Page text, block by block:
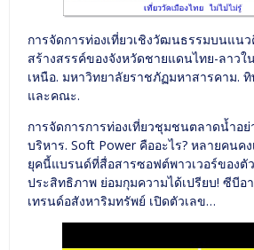
การจัดการท่องเที่ยวเชิงวัฒนธรรมบนแนว
สร้างสรรค์ของจังหวัดชายแดนไทย-ลาวใ
เหนือ. มหาวิทยาลัยราชภัฏมหาสารคาม.
และคณะ.
การจัดการการท่องเที่ยวชุมชนตลาดน้ำอย่
บริหาร. Soft Power คืออะไร? หลายคนค
ยุคนี้แบรนด์ที่สื่อสารซอฟต์พาวเวอร์ของตัว
ประสิทธิภาพ ย่อมกุมความได้เปรียบ! ซีบีอ
เทรนด์อสังหาริมทรัพย์ เปิดตัวเลข…